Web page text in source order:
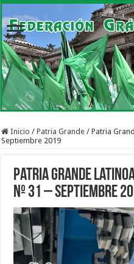
Inicio / Patria Grande / Patria
Septiembre 2019
Patria Grande
Nº 31 – Septiembre